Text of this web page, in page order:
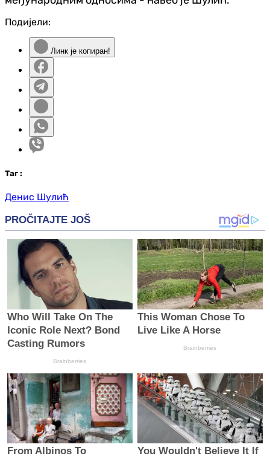
Подијели:
Линк је копиран!
Таг :
Денис Шулић